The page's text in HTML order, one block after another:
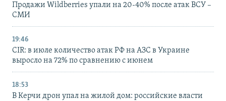
Продажи Wildberries упали на 20-40% после атак ВСУ –
СМИ
19:46
CIR: в июле количество атак РФ на АЗС в Украине
выросло на 72% по сравнению с июнем
18:53
В Керчи дрон упал на жилой дом: российские власти